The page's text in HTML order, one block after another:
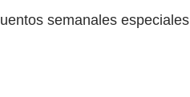
semanales especiales